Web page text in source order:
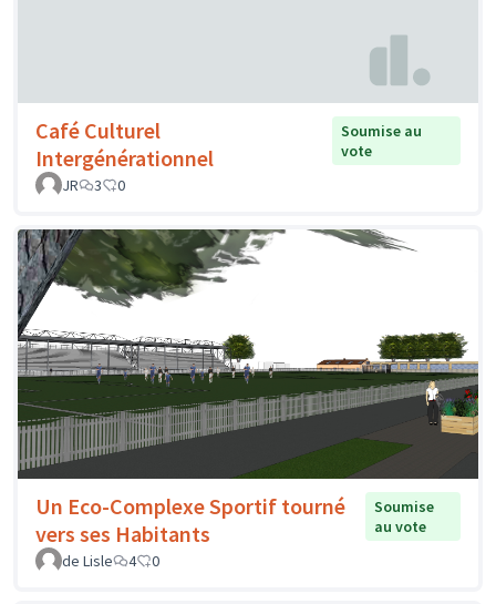
Café Culturel
Intergénérationnel
Soumise au
vote
JR
3 0
Un Eco-Complexe Sportif tourné
vers ses Habitants
Soumise
au vote
de Lisle
4 0